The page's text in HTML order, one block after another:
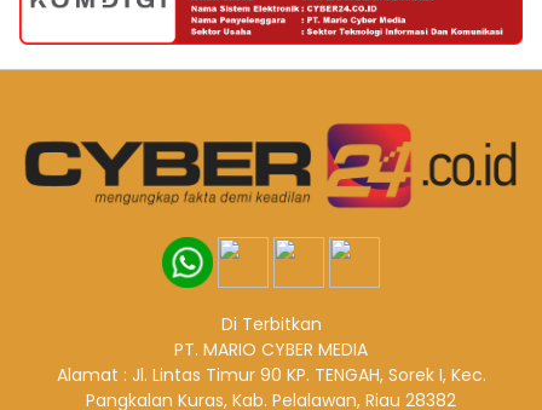
Di Terbitkan
PT. MARIO CYBER MEDIA
Alamat : Jl. Lintas Timur 90 KP. TENGAH, Sorek I, Kec.
Pangkalan Kuras, Kab. Pelalawan, Riau 28382